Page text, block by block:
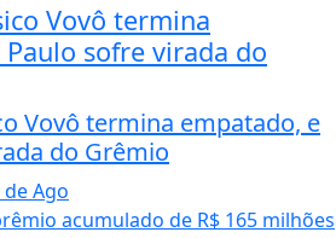
Vovô termina
sofre virada do
Vovô termina empatado, e
do Grêmio
de Ago